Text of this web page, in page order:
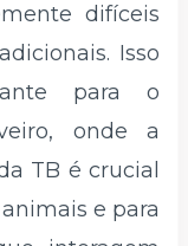
difíceis
Isso
para o
onde a
TB é crucial
e para